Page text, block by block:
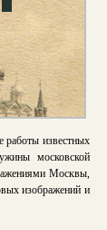
работы известных
московской
Москвы,
изображений и